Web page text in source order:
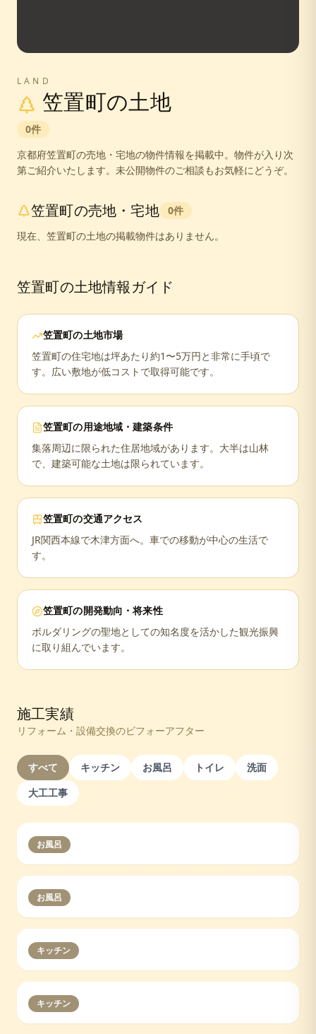
LAND
笠置町の土地
0件
京都府笠置町の売地・宅地の物件情報を掲載中。 物件が入り次
第ご紹介いたします。未公開物件のご相談もお気軽にどうぞ。
笠置町の売地・宅地 0件
現在、 笠置町の土地の掲載物件はありません。
笠置町の土地情報ガイド
笠置町の土地市場
笠置町の住宅地は坪あたり約1〜5万円と非常に手頃で
す。広い敷地が低コストで取得可能です。
笠置町の用途地域・建築条件
集落周辺に限られた住居地域があります。大半は山林
で、建築可能な土地は限られています。
笠置町の交通アクセス
JR関西本線で木津方面へ。車での移動が中心の生活で
す。
笠置町の開発動向・将来性
ボルダリングの聖地としての知名度を活かした観光振興
に取り組んでいます。
施工実績
リフォーム・設備交換のビフォーアフター
すべて キッチン お風呂 トイレ
洗面
大工工事
お風呂
お風呂
キッチン
キッチン